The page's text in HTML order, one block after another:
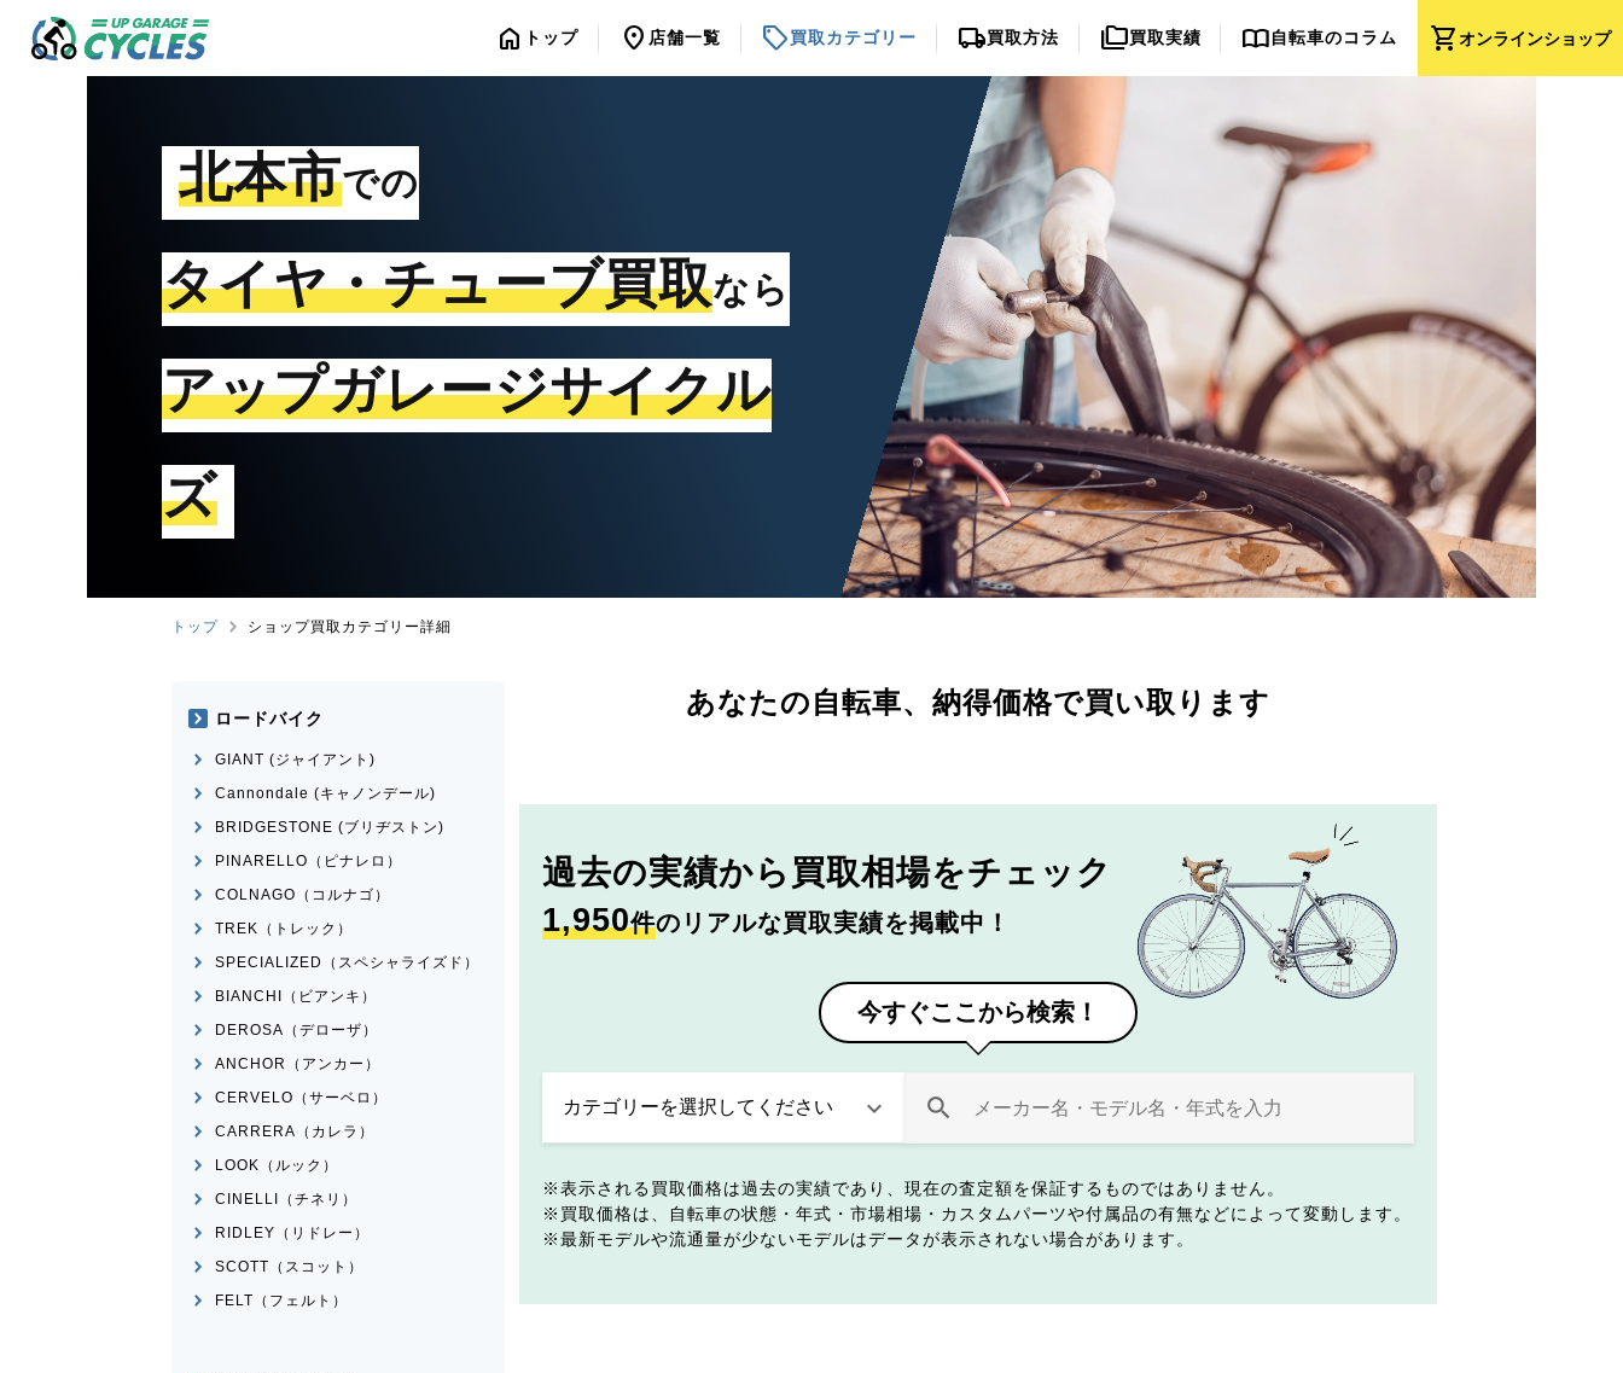
shopping_cartオンラインショップ
home トップ location_on 店舗一覧 sell買取カテゴリー local_shipping買取方法 folder_copy買取実績 import_contacts自転車のコラム
北本市での
タイヤ・チューブ買取なら
アップガレージサイクル
ズ
トップ ショップ買取カテゴリー詳細
あなたの自転車、 納得価格で買い取ります
過去の実績から 買取相場をチェック
1,950件のリアルな買取実績を掲載中！
今すぐここから検索！
表示される買取価格は過去の実績であり、現在の査定額を保証するものではありません。
買取価格は、自転車の状態・年式・市場相場・カスタムパーツや付属品の有無などによって変動します。
最新モデルや流通量が少ないモデルはデータが表示されない場合があります。
ロードバイク
GIANT (ジャイアント)
Cannondale (キャノンデール)
BRIDGESTONE (ブリヂストン)
PINARELLO（ピナレロ）
COLNAGO（コルナゴ）
TREK（トレック）
SPECIALIZED（スペシャライズド）
BIANCHI（ビアンキ）
DEROSA（デローザ）
ANCHOR（アンカー）
CERVELO（サーベロ）
CARRERA（カレラ）
LOOK（ルック）
CINELLI（チネリ）
RIDLEY（リドレー）
SCOTT（スコット）
FELT（フェルト）